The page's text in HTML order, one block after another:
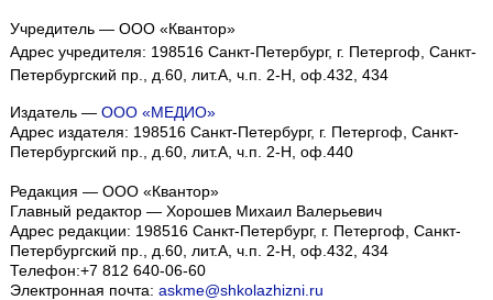
Учредитель — ООО «Квантор»
Адрес учредителя: 198516 Санкт-Петербург, г. Петергоф, Санкт-
Петербургский пр., д.60, лит.А, ч.п. 2-Н, оф.432, 434
Издатель — ООО «МЕДИО»
Адрес издателя: 198516 Санкт-Петербург, г. Петергоф, Санкт-
Петербургский пр., д.60, лит.А, ч.п. 2-Н, оф.440
Редакция — ООО «Квантор»
Главный редактор — Хорошев Михаил Валерьевич
Адрес редакции: 198516 Санкт-Петербург, г. Петергоф Санкт-
Петербургский пр., д.60, лит.А, ч.п. 2-Н, оф.432, 434
Телефон:+7 812 640-06-60
Электронная почта: askme@shkolazhizni.ru